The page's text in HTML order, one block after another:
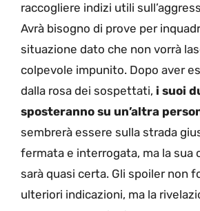
raccogliere indizi utili
Avrà bisogno di prove per
situazione dato che non vorrà
colpevole impunito. Dopo aver
dalla rosa dei sospettati, i suoi
sposteranno su un’altra
sembrerà essere sulla strada
fermata e interrogata, ma la sua
sarà quasi certa. Gli spoiler non
ulteriori indicazioni, ma la